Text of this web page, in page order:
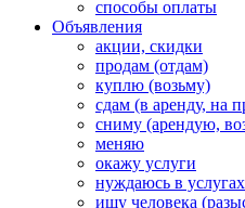
способы оплаты
Объявления
акции, скидки
продам (отдам)
куплю (возьму)
сдам (в аренду, на
сниму (арендую,
меняю
окажу услуги
нуждаюсь в
ищу человека